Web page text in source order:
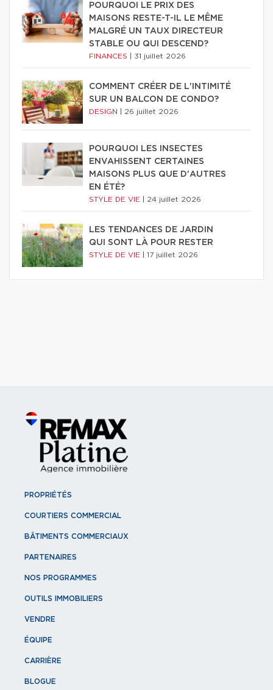
POURQUOI LE PRIX DES
MAISONS RESTE-T-IL LE MÊME
MALGRÉ UN TAUX DIRECTEUR
STABLE OU QUI DESCEND?
FINANCES 31 juillet 2026
COMMENT CRÉER DE L'INTIMITÉ
SUR UN BALCON DE CONDO?
DESIGN 26 juillet 2026
POURQUOI LES INSECTES
ENVAHISSENT CERTAINES
MAISONS PLUS QUE D'AUTRES
EN ÉTÉ?
STYLE DE VIE 24 juillet 2026
LES TENDANCES DE JARDIN
QUI SONT LÀ POUR RESTER
STYLE DE VIE 17 juillet 2026
PROPRIÉTÉS
COURTIERS COMMERCIAL
BÂTIMENTS COMMERCIAUX
PARTENAIRES
NOS PROGRAMMES
OUTILS IMMOBILIERS
VENDRE
ÉQUIPE
CARRIÈRE
BLOGUE